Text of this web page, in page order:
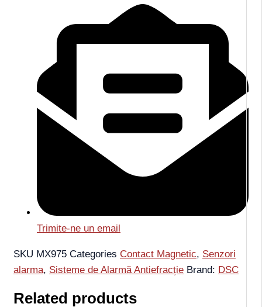
Trimite-ne un email
SKU MX975 Categories Contact Magnetic, Senzori
alarma, Sisteme de Alarmă Antiefracție Brand: DSC
Related products